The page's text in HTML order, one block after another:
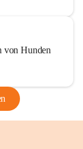
von Hunden